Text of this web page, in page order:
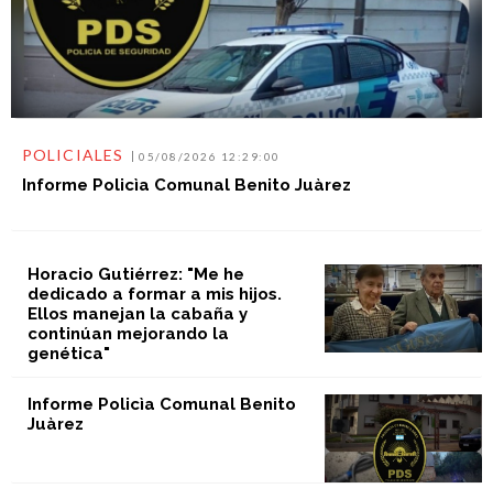
POLICIALES 05/08/2026 12:29:00
Informe Policìa Comunal Benito Juàrez
Horacio Gutiérrez: "Me he
dedicado a formar a mis hijos.
Ellos manejan la cabaña y
continúan mejorando la
genética"
Informe Policìa Comunal Benito
Juàrez